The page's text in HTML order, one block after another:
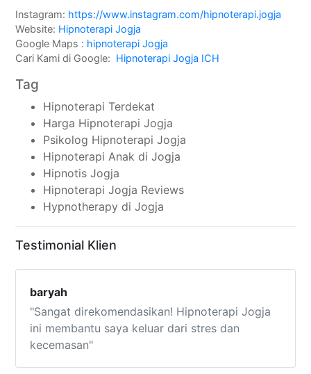
Instagram: https://www.instagram.com/hipnoterapi.jogja
Website: Hipnoterapi Jogja
Google Maps : hipnoterapi Jogja
Cari Kami di Google: Hipnoterapi Jogja ICH
Tag
Hipnoterapi Terdekat
Harga Hipnoterapi Jogja
Psikolog Hipnoterapi Jogja
Hipnoterapi Anak di Jogja
Hipnotis Jogja
Hipnoterapi Jogja Reviews
Hypnotherapy di Jogja
Testimonial Klien
baryah
"Sangat direkomendasikan! Hipnoterapi Jogja
ini membantu saya keluar dari stres dan
kecemasan"